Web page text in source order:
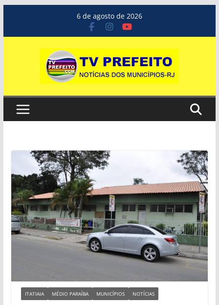
o
6 de agosto de 2026
ITATIAIA MÉDIO PARAÍBA MUNICÍPIOS NOTÍCIAS